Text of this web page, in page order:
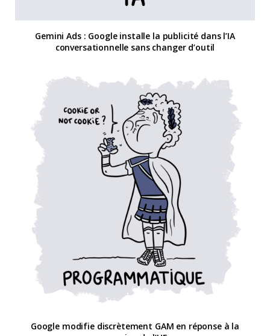
Gemini Ads : Google installe la publicité dans l’IA
conversationnelle sans changer d’outil
Google modifie discrètement GAM en réponse à la